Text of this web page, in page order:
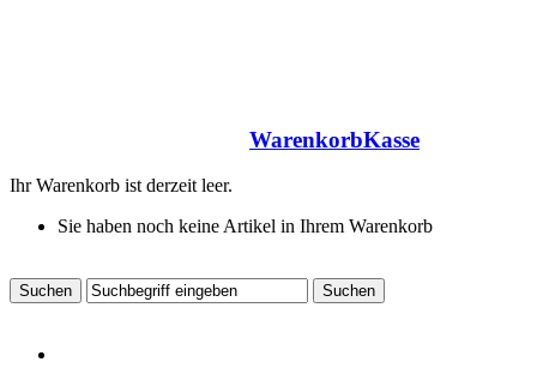
WarenkorbKasse
Ihr Warenkorb ist derzeit leer.
Sie haben noch keine Artikel in Ihrem Warenkorb